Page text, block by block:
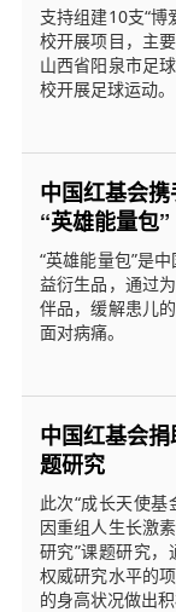
支持组建10支“
校开展项目，主
山西省阳泉市足
校开展足球运动。
中国红基会
“英雄能量包”
“英雄能量包”是
益衍生品，通过
伴品，缓解患儿
面对病痛。
中国红基会
题研究
此次“成长天使
因重组人生长激
研究”课题研究
权威研究水平的
的身高状况做出积